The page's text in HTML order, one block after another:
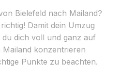
Bielefeld nach Mailand?
Damit dein Umzug
dich voll und ganz auf
konzentrieren
Punkte zu beachten.